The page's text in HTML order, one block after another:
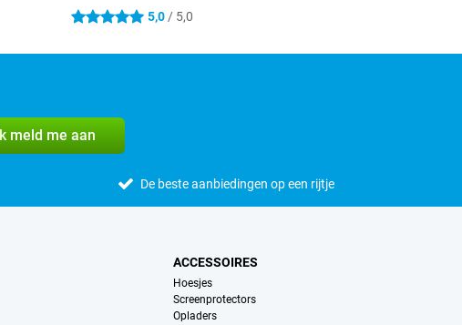
5 sterren 5,0 / 5,0
Ik meld me aan
De beste aanbiedingen op een rijtje
ACCESSOIRES
Hoesjes
Screenprotectors
Opladers